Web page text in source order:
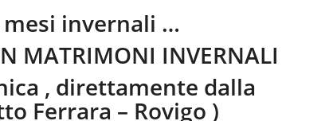
invernali …
MATRIMONI INVERNALI
, direttamente dalla
Ferrara – Rovigo )